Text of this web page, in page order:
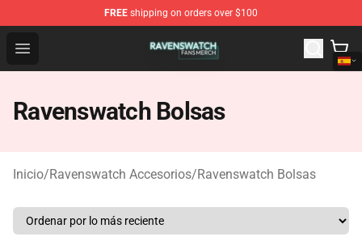
FREE shipping on orders over $100
Open menu
Ravenswatch Shop - Official Ravenswatch Merchandise
Ravenswatch Bolsas
Inicio/Ravenswatch Accesorios/Ravenswatch Bolsas